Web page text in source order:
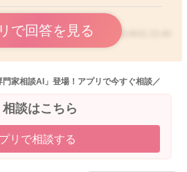
で回答を見る 2021/8/11 22:40
家相談AI」登場！アプリで今すぐ相談／
相談はこちら
リで相談する